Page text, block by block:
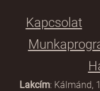
Kapcsolat
Lakcím: